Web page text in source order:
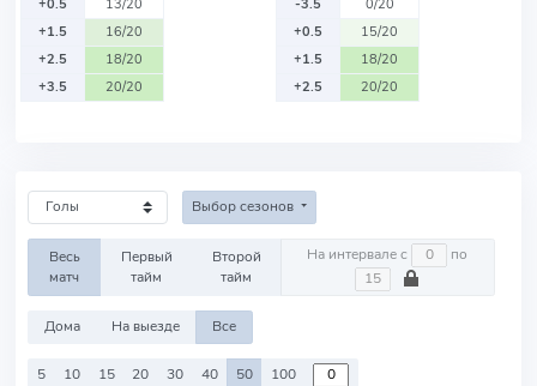
+0.5
13/20
+1.5
16/20
+2.5
18/20
+3.5
20/20
-3.5
0/20
+0.5
15/20
+1.5
18/20
+2.5
20/20
Выбор сезонов
Весь
матч
Первый
тайм
Второй
тайм
На интервале с по
Дома На выезде Все
5 10 15 20 30 40 50 100